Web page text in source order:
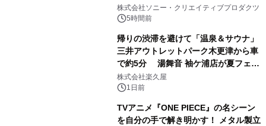
ラボレーション サウナイキタイコラ
ボグッズも発売決定！
株式会社ソニー・クリエイティブプロダクツ
5時間前
帰りの渋滞を避けて「温泉＆サウナ」
三井アウトレットパーク木更津から車
で約5分 湯舞音 袖ケ浦店が夏フェア
メニューを提供
株式会社楽久屋
1日前
TVアニメ『ONE PIECE』の名シーン
を自分の手で解き明かす！ メタル製立